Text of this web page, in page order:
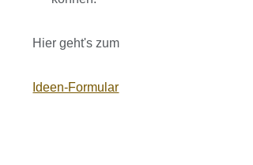
Hier geht's zum
Ideen-Formular